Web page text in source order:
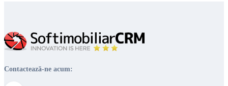
Contactează-ne acum: